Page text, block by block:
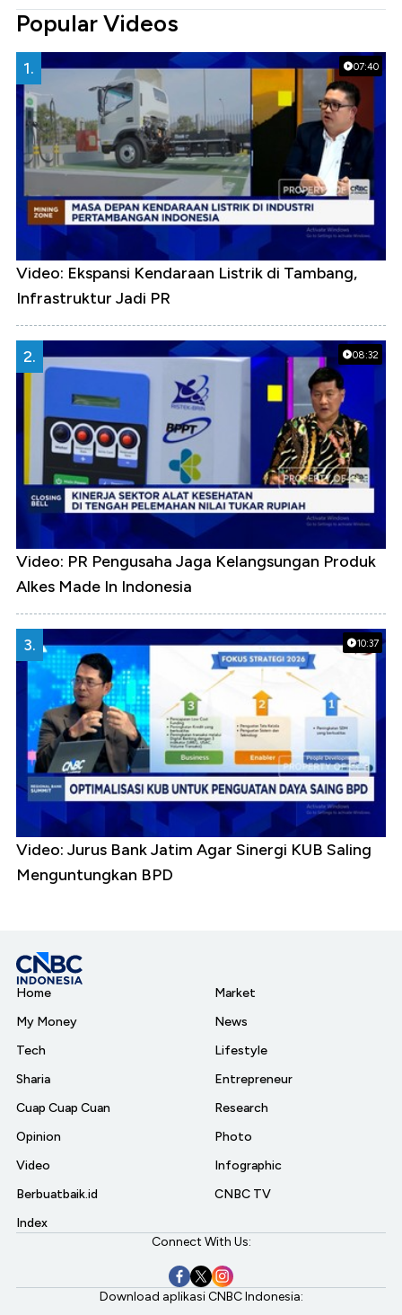
Popular Videos
07:40
1.
Video: Ekspansi Kendaraan Listrik di Tambang,
Infrastruktur Jadi PR
08:32
2.
Video: PR Pengusaha Jaga Kelangsungan Produk
Alkes Made In Indonesia
10:37
3.
Video: Jurus Bank Jatim Agar Sinergi KUB Saling
Menguntungkan BPD
Home
My Money
Tech
Sharia
Cuap Cuap Cuan
Opinion
Video
Berbuatbaik.id
Index
Market
News
Lifestyle
Entrepreneur
Research
Photo
Infographic
CNBC TV
Connect With Us:
Download aplikasi CNBC Indonesia: